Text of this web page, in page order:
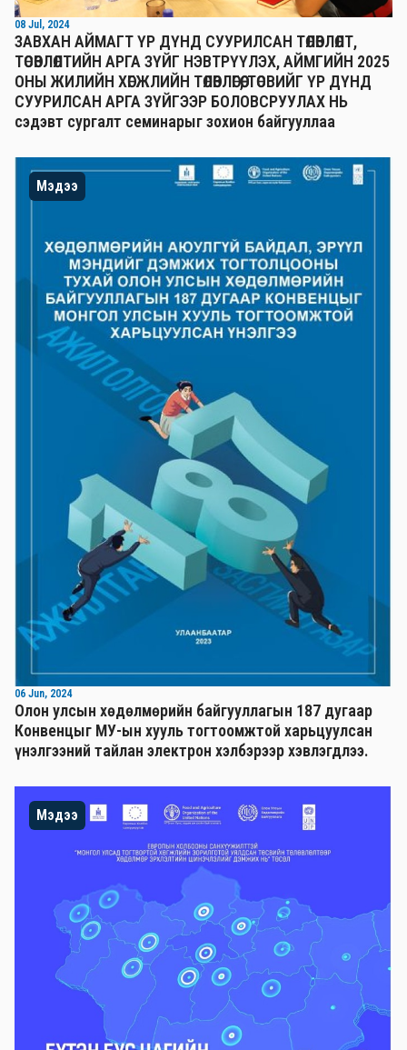
08 Jul, 2024
ЗАВХАН АЙМАГТ ҮР ДҮНД СУУРИЛСАН ТӨЛӨВЛӨЛТ,
ТӨСӨВЛӨЛТИЙН АРГА ЗҮЙГ НЭВТРҮҮЛЭХ, АЙМГИЙН 2025
ОНЫ ЖИЛИЙН ХӨГЖЛИЙН ТӨЛӨВЛӨГӨӨ, ТӨСВИЙГ ҮР ДҮНД
СУУРИЛСАН АРГА ЗҮЙГЭЭР БОЛОВСРУУЛАХ НЬ
сэдэвт сургалт семинарыг зохион байгууллаа
Мэдээ
06 Jun, 2024
Олон улсын хөдөлмөрийн байгууллагын 187 дугаар
Конвенцыг МУ-ын хууль тогтоомжтой харьцуулсан
үнэлгээний тайлан электрон хэлбэрээр хэвлэгдлээ.
Мэдээ